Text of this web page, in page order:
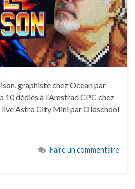
graphiste chez Ocean par
dédiés à l’Amstrad CPC chez
Astro City Mini par Oldschool
Faire un commentaire